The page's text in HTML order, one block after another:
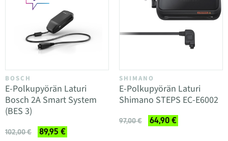
BOSCH
E-Polkupyörän Laturi
Bosch 2A Smart System
(BES 3)
102,00 € 89,95 €
SHIMANO
E-Polkupyörän Laturi
Shimano STEPS EC-E6002
97,00 € 64,90 €